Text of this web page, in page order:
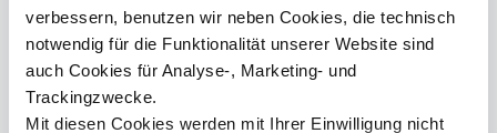
verbessern, benutzen wir neben Cookies, die technisch
notwendig für die Funktionalität unserer Website sind
auch Cookies für Analyse-, Marketing- und
Trackingzwecke.
Mit diesen Cookies werden mit Ihrer Einwilligung nicht
Kontakt
Ansprechperson